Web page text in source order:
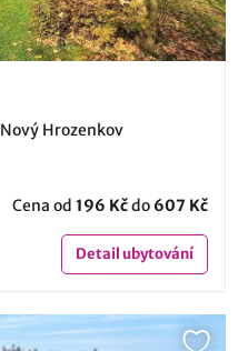
Nový Hrozenkov
Cena od 196 Kčdo 607 Kč
Detailubytování